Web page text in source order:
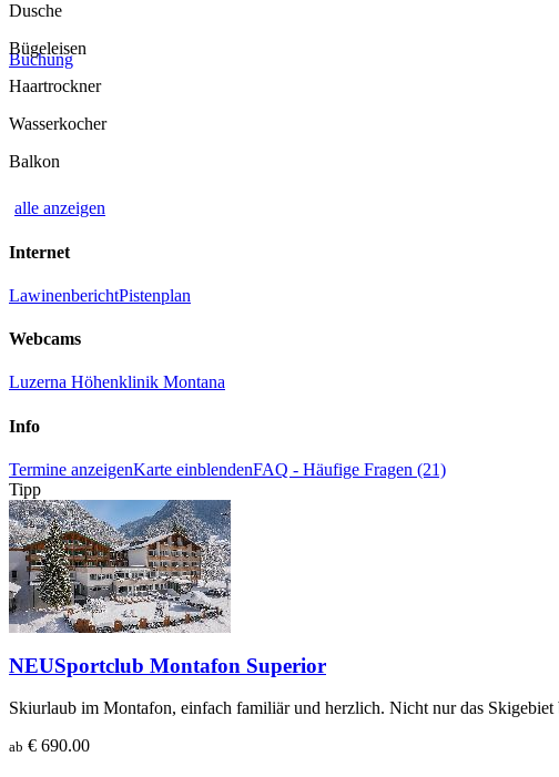
Buchung
Dusche
Bügeleisen
Haartrockner
Wasserkocher
Balkon
alle anzeigen
Internet
LawinenberichtPistenplan
Webcams
Luzerna Höhenklinik Montana
Info
Termine anzeigenKarte einblendenFAQ - Häufige Fragen (21)
Tipp
NEUSportclub Montafon Superior
Skiurlaub im Montafon, einfach familiär und herzlich. Nicht nur das Skigebiet
ab € 690.00